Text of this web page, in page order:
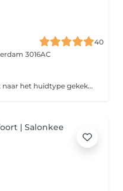
40
3016AC
Tijdens de SkinConsultation wordt naar het huidtype gekeken en de huidproblemen die behandeld moeten worden. Er wordt een gepersonaliseerd behandelplan en een Skincare routine opgesteld.